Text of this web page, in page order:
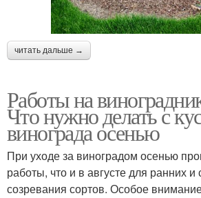
читать дальше →
Работы на
Что нужно делать с
винограда осенью
При уходе за виноградом осенью
работы, что и в августе для ранних и
созревания сортов. Особое